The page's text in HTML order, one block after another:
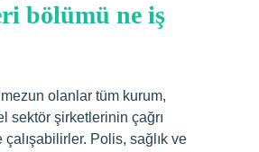
bölümü ne iş
olanlar tüm kurum,
sektör şirketlerinin çağrı
Polis, sağlık ve